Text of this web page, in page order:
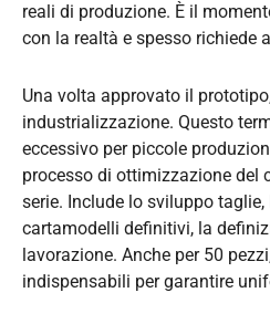
reali di produzione. È il
con la realtà e spesso richiede
Una volta approvato il
industrializzazione. Questo
eccessivo per piccole
processo di ottimizzazione del
serie. Include lo sviluppo taglie,
cartamodelli definitivi, la
lavorazione. Anche per 50
indispensabili per garantire